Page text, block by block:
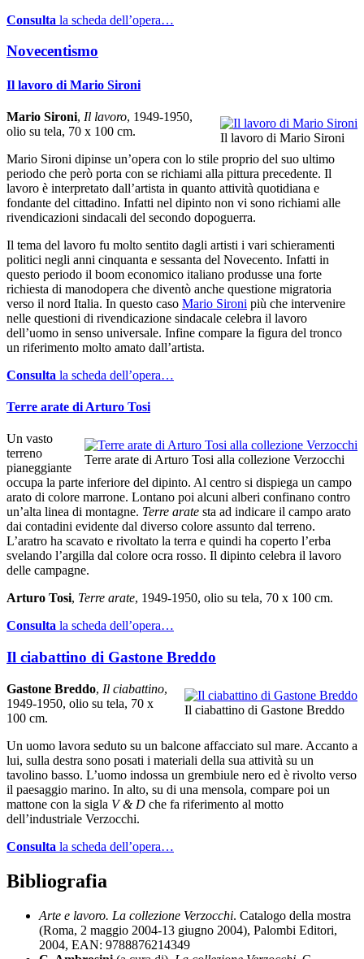
Consulta la scheda dell’opera…
Novecentismo
Il lavoro di Mario Sironi
Il lavoro di Mario Sironi
Mario Sironi, Il lavoro, 1949-1950,
olio su tela, 70 x 100 cm.
Mario Sironi dipinse un’opera con lo stile proprio del suo ultimo
periodo che però porta con se richiami alla pittura precedente. Il
lavoro è interpretato dall’artista in quanto attività quotidiana e
fondante del cittadino. Infatti nel dipinto non vi sono richiami alle
rivendicazioni sindacali del secondo dopoguerra.
Il tema del lavoro fu molto sentito dagli artisti i vari schieramenti
politici negli anni cinquanta e sessanta del Novecento. Infatti in
questo periodo il boom economico italiano produsse una forte
richiesta di manodopera che diventò anche questione migratoria
verso il nord Italia. In questo caso Mario Sironi più che intervenire
nelle questioni di rivendicazione sindacale celebra il lavoro
dell’uomo in senso universale. Infine compare la figura del tronco
un riferimento molto amato dall’artista.
Consulta la scheda dell’opera…
Terre arate di Arturo Tosi
Terre arate di Arturo Tosi alla collezione Verzocchi
Un vasto
terreno
pianeggiante
occupa la parte inferiore del dipinto. Al centro si dispiega un campo
arato di colore marrone. Lontano poi alcuni alberi confinano contro
un’alta linea di montagne. Terre arate sta ad indicare il campo arato
dai contadini evidente dal diverso colore assunto dal terreno.
L’aratro ha scavato e rivoltato la terra e quindi ha coperto l’erba
svelando l’argilla dal colore ocra rosso. Il dipinto celebra il lavoro
delle campagne.
Arturo Tosi, Terre arate, 1949-1950, olio su tela, 70 x 100 cm.
Consulta la scheda dell’opera…
Il ciabattino di Gastone Breddo
Il ciabattino di Gastone Breddo
Gastone Breddo, Il ciabattino,
1949-1950, olio su tela, 70 x
100 cm.
Un uomo lavora seduto su un balcone affacciato sul mare. Accanto a
lui, sulla destra sono posati i materiali della sua attività su un
tavolino basso. L’uomo indossa un grembiule nero ed è rivolto verso
il paesaggio marino. In alto, su di una mensola, compare poi un
mattone con la sigla V & D che fa riferimento al motto
dell’industriale Verzocchi.
Consulta la scheda dell’opera…
Bibliografia
Arte e lavoro. La collezione Verzocchi. Catalogo della mostra
(Roma, 2 maggio 2004-13 giugno 2004), Palombi Editori,
2004, EAN: 9788876214349